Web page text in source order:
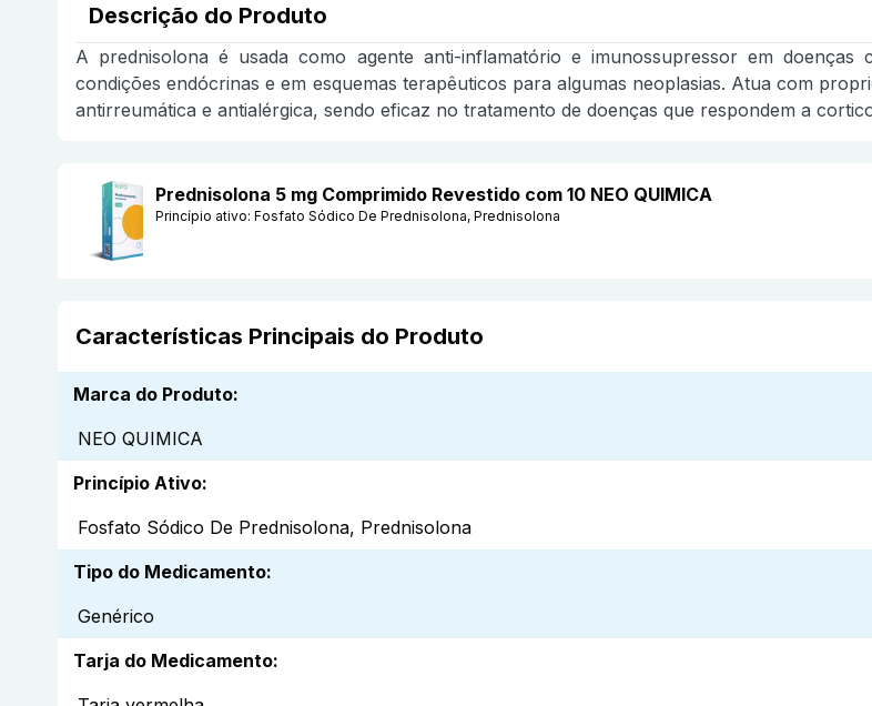
Descrição do Produto
A prednisolona é usada como agente anti-inflamatório e imunossupressor em
condições endócrinas e em esquemas terapêuticos para algumas neoplasias. Atua com
antirreumática e antialérgica, sendo eficaz no tratamento de doenças que respondem a
Prednisolona 5 mg Comprimido Revestido com 10 NEO QUIMICA
Princípio ativo: Fosfato Sódico De Prednisolona, Prednisolona
Características Principais do Produto
Marca do Produto:
NEO QUIMICA
Princípio Ativo:
Fosfato Sódico De Prednisolona, Prednisolona
Tipo do Medicamento:
Genérico
Tarja do Medicamento: